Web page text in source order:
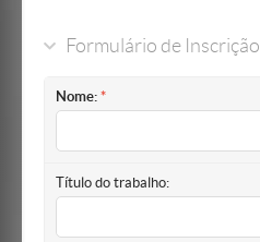
Formulário de Inscrição
Nome:
Título do trabalho: